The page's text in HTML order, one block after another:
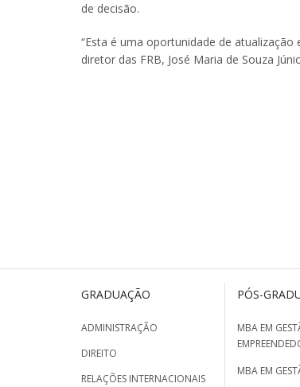
de decisão.
“Esta é uma oportunidade de
diretor das FRB, José Maria de Souza
GRADUAÇÃO
ADMINISTRAÇÃO
DIREITO
RELAÇÕES INTERNACIONAIS
PÓS-
MBA EM
MBA EM